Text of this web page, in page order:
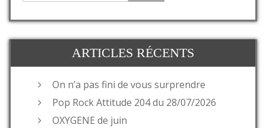
ARTICLES RÉCENTS
On n’a pas fini de vous surprendre
Pop Rock Attitude 204 du 28/07/2026
OXYGENE de juin